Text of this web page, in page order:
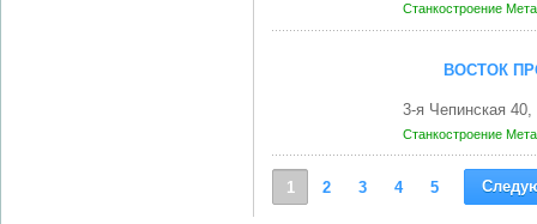
Станкостроение
ВОСТОК
3-я Чепинская
Станкостроение
1 2 3 4 5